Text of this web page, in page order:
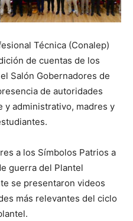
Técnica (Conalep)
de cuentas de los
Salón Gobernadores de
de autoridades
y administrativo, madres y
a los Símbolos Patrios a
guerra del Plantel
se presentaron videos
más relevantes del ciclo